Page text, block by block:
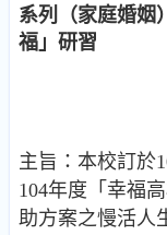
系列（家庭婚姻
福」研習
主旨：本校訂於
104年度「幸福
助方案之慢活人